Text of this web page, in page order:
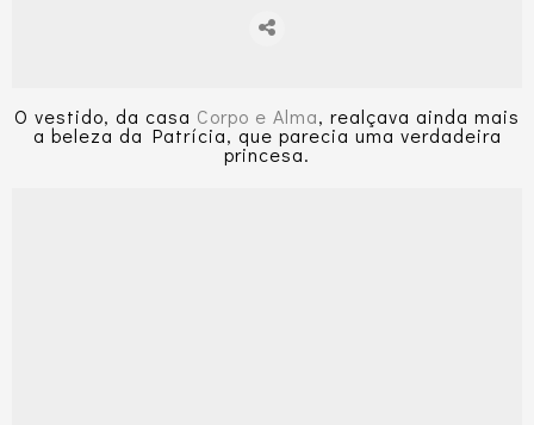
O vestido, da casa Corpo e Alma, realçava ainda mais
a beleza da Patrícia, que parecia uma verdadeira
princesa.